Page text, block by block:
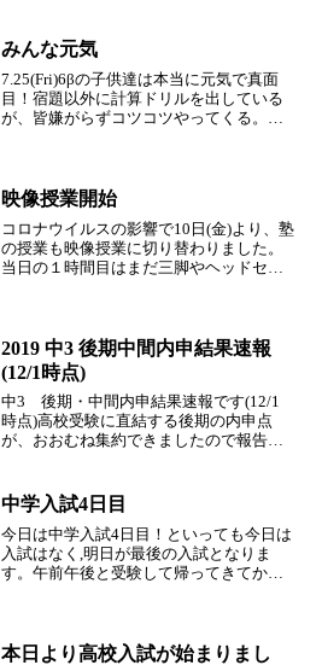
みんな元気
7.25(Fri)6βの子供達は本当に元気で真面
目！宿題以外に計算ドリルを出している
が、皆嫌がらずコツコツやってくる。
映像授業開始
コロナウイルスの影響で10日(金)より、塾
の授業も映像授業に切り替わりました。
当日の１時間目はまだ三脚やヘッドセッ
の授業。寂しくはあ...
2019 中3 後期中間内申結果速報
(12/1時点)
中3 後期・中間内申結果速報です(12/1
時点)高校受験に直結する後期の内申点
が、おおむね集約できましたので報告し
きます。* 9教科45と5教科25達成者は
それぞれ別...
中学入試4日目
今日は中学入試4日目！といっても今日は
入試はなく,明日が最後の入試となりま
す。午前午後と受験して帰ってきてから
をとって明日に備えよ...
本日より高校入試が始まりまし